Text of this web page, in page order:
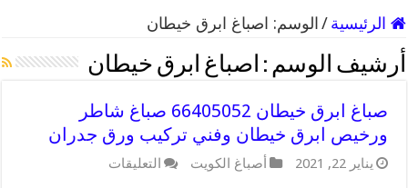
الرئيسية / الوسم: اصباغ ابرق خيطان
أرشيف الوسم : اصباغ ابرق خيطان
صباغ ابرق خيطان 66405052 صباغ شاطر
ورخيص ابرق خيطان وفني تركيب ورق جدران
يناير 22, 2021 أصباغ الكويت التعليقات